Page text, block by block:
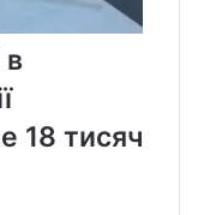
в
18 тисяч